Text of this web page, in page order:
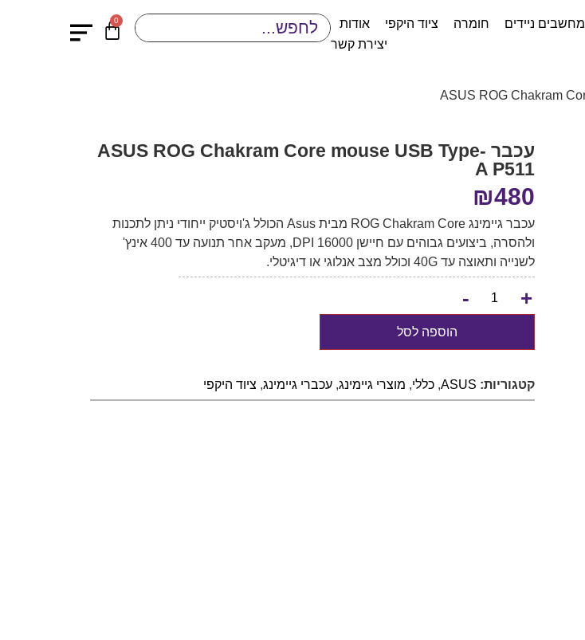
מחשבים ניידים חומרה ציוד היקפי
אודות
יצירת קשר
0
עכבר ASUS ROG Chakram Core mouse USB Type-
A P511
₪480
עכבר גיימינג ROG Chakram Core מבית Asus הכולל ג'ויסטיק ייחודי ניתן לתכנות
ולהסרה, ביצועים גבוהים עם חיישן 16000 DPI, מעקב אחר תנועה עד 400 אינץ'
לשנייה ותאוצה עד 40G וכולל מצב אנלוגי או דיגיטלי.
+
-
הוספה לסל
קטגוריות: ASUS
, כללי, מוצרי גיימינג, עכברי גיימינג, ציוד היקפי